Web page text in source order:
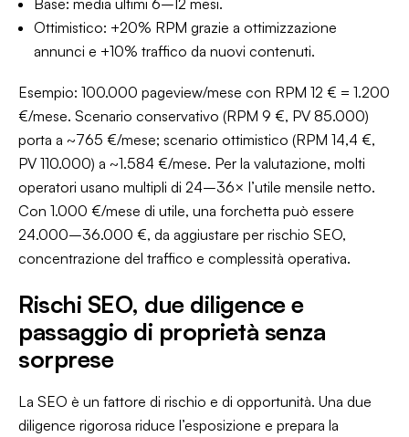
Base: media ultimi 6–12 mesi.
Ottimistico: +20% RPM grazie a ottimizzazione
annunci e +10% traffico da nuovi contenuti.
Esempio: 100.000 pageview/mese con RPM 12 € = 1.200
€/mese. Scenario conservativo (RPM 9 €, PV 85.000)
porta a ~765 €/mese; scenario ottimistico (RPM 14,4 €,
PV 110.000) a ~1.584 €/mese. Per la valutazione, molti
operatori usano multipli di 24–36× l’utile mensile netto.
Con 1.000 €/mese di utile, una forchetta può essere
24.000–36.000 €, da aggiustare per rischio SEO,
concentrazione del traffico e complessità operativa.
Rischi SEO, due diligence e
passaggio di proprietà senza
sorprese
La SEO è un fattore di rischio e di opportunità. Una due
diligence rigorosa riduce l’esposizione e prepara la